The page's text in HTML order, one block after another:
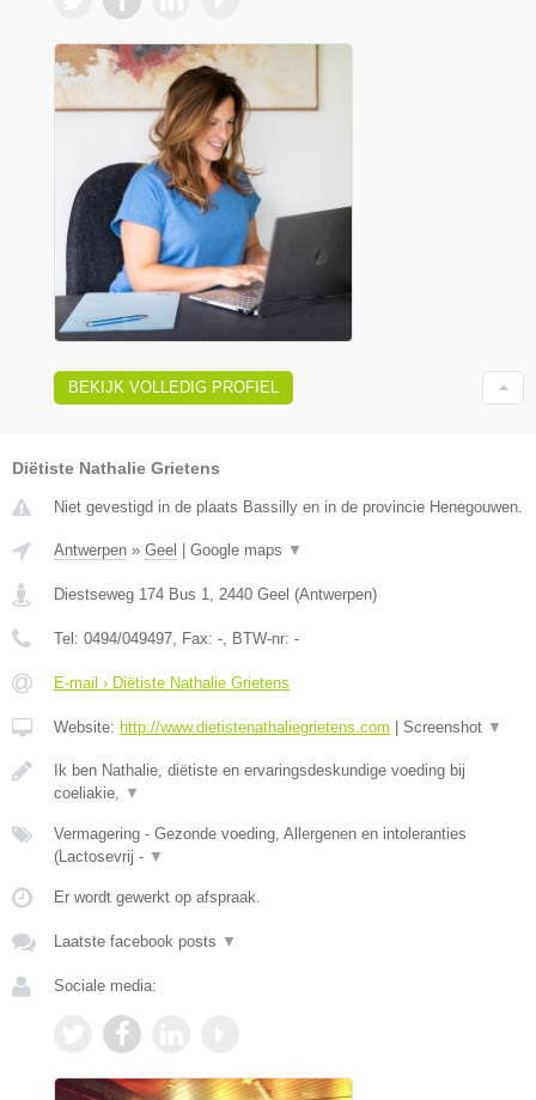
BEKIJK VOLLEDIG PROFIEL
Diëtiste Nathalie Grietens
Niet gevestigd in de plaats Bassilly en in de provincie Henegouwen.
Antwerpen » Geel | Google maps ▼
Diestseweg 174 Bus 1 2440 Geel (Antwerpen)
Tel: 0494/049497 , Fax: - , BTW-nr: -
E-mail › Diëtiste Nathalie Grietens
Website: http://www.dietistenathaliegrietens.com | Screenshot ▼
Ik ben Nathalie, diëtiste en ervaringsdeskundige voeding bij
coeliakie,
▼
Vermagering - Gezonde voeding, Allergenen en intoleranties
(Lactosevrij - ▼
Er wordt gewerkt op afspraak.
Laatste facebook posts ▼
Sociale media: